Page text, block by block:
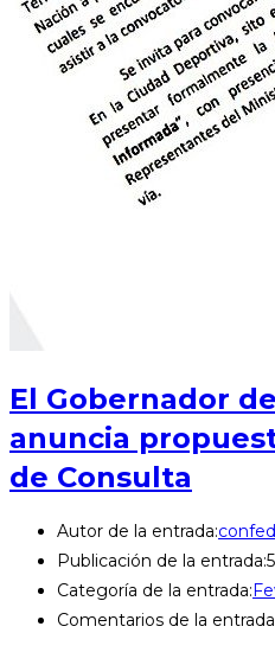
El Gobernador
anuncia
de Consulta
Autor de la entrada:
Publicación de la entrada:
Categoría de la entrada:
Comentarios de la